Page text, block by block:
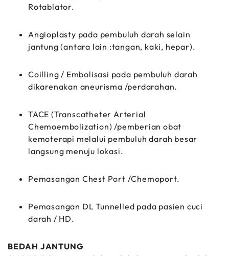
Rotablator.
Angioplasty pada pembuluh darah selain
jantung (antara lain :tangan, kaki, hepar).
Coilling / Embolisasi pada pembuluh darah
dikarenakan aneurisma /perdarahan.
TACE (Transcatheter Arterial
Chemoembolization) /pemberian obat
kemoterapi melalui pembuluh darah besar
langsung menuju lokasi.
Pemasangan Chest Port /Chemoport.
Pemasangan DL Tunnelled pada pasien cuci
darah / HD.
BEDAH JANTUNG